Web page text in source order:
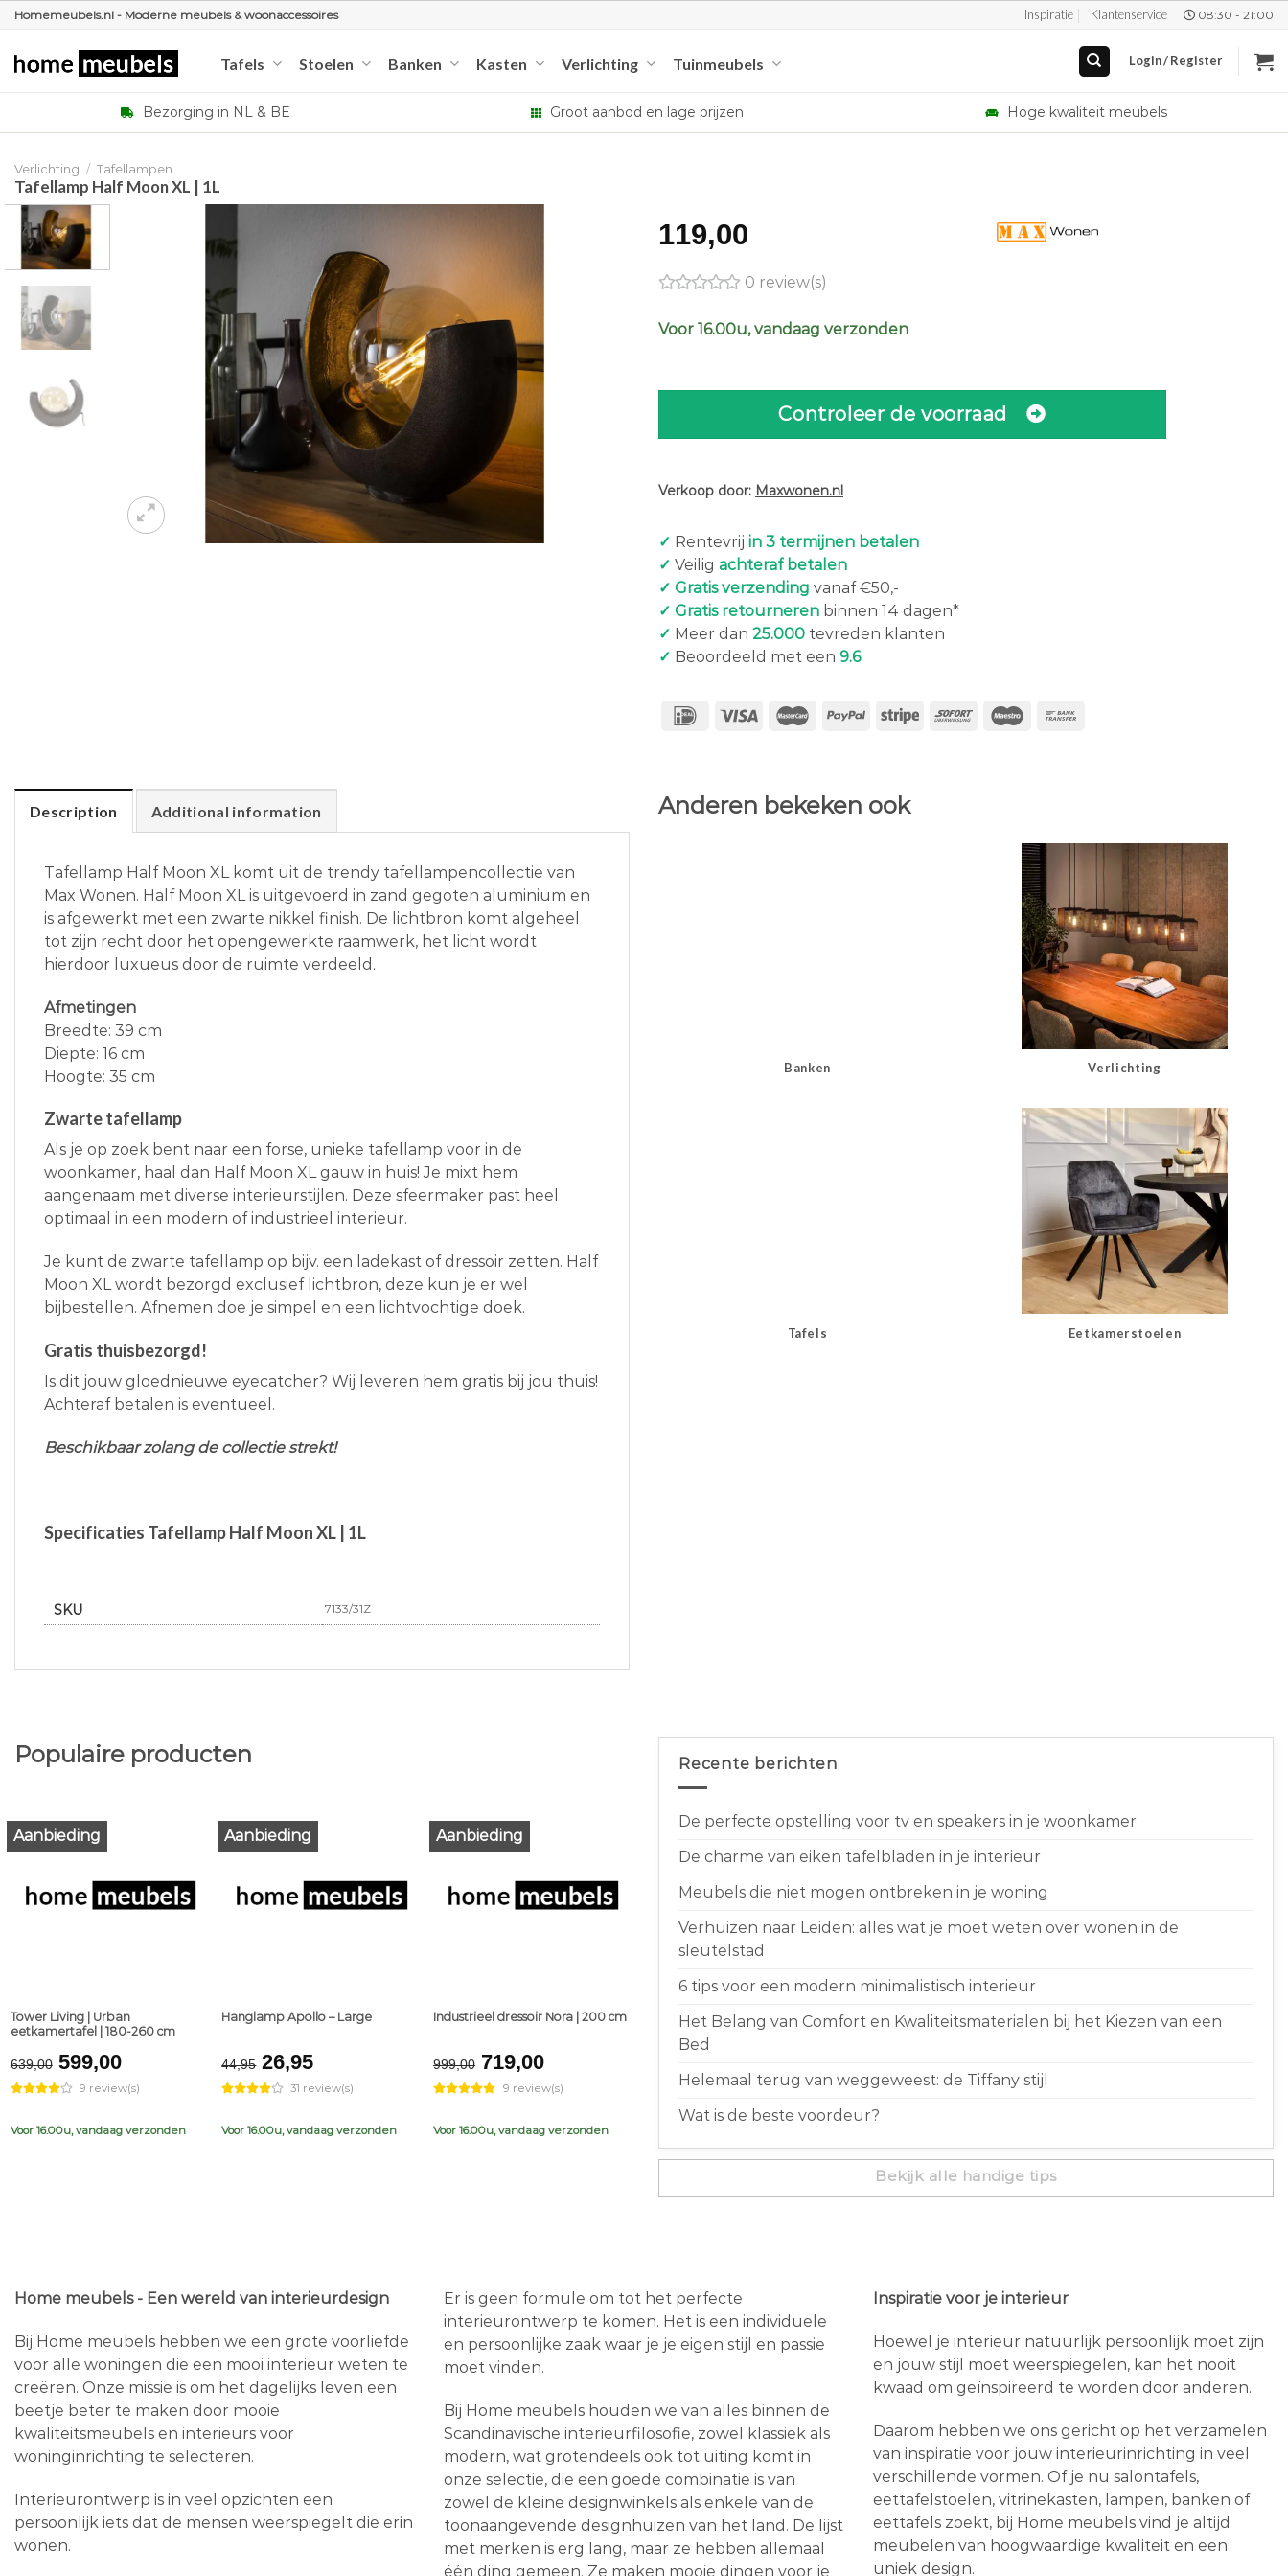
Ga
inhoud
Homemeubels.nl - Moderne meubels & woonaccessoires Inspiratie Klantenservice 08:30 - 21:00
Tafels Stoelen Banken Kasten Verlichting Tuinmeubels Login / Register
Bezorging in NL & BE Groot aanbod en lage prijzen Hoge kwaliteit meubels
Verlichting / Tafellampen
Tafellamp Half Moon XL | 1L
119,00
0 review(s)
Voor 16.00u, vandaag verzonden
Controleer de voorraad
Verkoop door: Maxwonen.nl
✓ Rentevrij in 3 termijnen betalen
✓ Veilig achteraf betalen
✓ Gratis verzending vanaf €50,-
✓ Gratis retourneren binnen 14 dagen*
✓ Meer dan 25.000 tevreden klanten
✓ Beoordeeld met een 9.6
Description Additional information
Tafellamp Half Moon XL komt uit de trendy tafellampencollectie van
Max Wonen. Half Moon XL is uitgevoerd in zand gegoten aluminium en
is afgewerkt met een zwarte nikkel finish. De lichtbron komt algeheel
tot zijn recht door het opengewerkte raamwerk, het licht wordt
hierdoor luxueus door de ruimte verdeeld.
Afmetingen
Breedte: 39 cm
Diepte: 16 cm
Hoogte: 35 cm
Zwarte tafellamp
Als je op zoek bent naar een forse, unieke tafellamp voor in de
woonkamer, haal dan Half Moon XL gauw in huis! Je mixt hem
aangenaam met diverse interieurstijlen. Deze sfeermaker past heel
optimaal in een modern of industrieel interieur.
Je kunt de zwarte tafellamp op bijv. een ladekast of dressoir zetten. Half
Moon XL wordt bezorgd exclusief lichtbron, deze kun je er wel
bijbestellen. Afnemen doe je simpel en een lichtvochtige doek.
Gratis thuisbezorgd!
Is dit jouw gloednieuwe eyecatcher? Wij leveren hem gratis bij jou thuis!
Achteraf betalen is eventueel.
Beschikbaar zolang de collectie strekt!
Specificaties Tafellamp Half Moon XL | 1L
SKU 7133/31Z
Anderen bekeken ook
Banken Verlichting
Tafels Eetkamerstoelen
Populaire producten
Aanbieding
Tower Living | Urban
eetkamertafel | 180-260 cm
639,00 Original
price
was:
€639,00.
599,00Current
price
is:
€599,00.
9 review(s)
Voor 16.00u, vandaag verzonden
Aanbieding
Hanglamp Apollo – Large
44,95 Original
price
was:
€44,95.
26,95Current
price
is:
€26,95.
31 review(s)
Voor 16.00u, vandaag verzonden
Aanbieding
Industrieel dressoir Nora | 200 cm
999,00 Original
price
was:
€999,00.
719,00Current
price
is:
€719,00.
9 review(s)
Voor 16.00u, vandaag verzonden
Recente berichten
De perfecte opstelling voor tv en speakers in je woonkamer
De charme van eiken tafelbladen in je interieur
Meubels die niet mogen ontbreken in je woning
Verhuizen naar Leiden: alles wat je moet weten over wonen in de
sleutelstad
6 tips voor een modern minimalistisch interieur
Het Belang van Comfort en Kwaliteitsmaterialen bij het Kiezen van een
Bed
Helemaal terug van weggeweest: de Tiffany stijl
Wat is de beste voordeur?
Bekijk alle handige tips
Home meubels - Een wereld van interieurdesign
Bij Home meubels hebben we een grote voorliefde
voor alle woningen die een mooi interieur weten te
creëren. Onze missie is om het dagelijks leven een
beetje beter te maken door mooie
kwaliteitsmeubels en interieurs voor
woninginrichting te selecteren.
Interieurontwerp is in veel opzichten een
persoonlijk iets dat de mensen weerspiegelt die erin
wonen.
Er is geen formule om tot het perfecte
interieurontwerp te komen. Het is een individuele
en persoonlijke zaak waar je je eigen stijl en passie
moet vinden.
Bij Home meubels houden we van alles binnen de
Scandinavische interieurfilosofie, zowel klassiek als
modern, wat grotendeels ook tot uiting komt in
onze selectie, die een goede combinatie is van
zowel de kleine designwinkels als enkele van de
toonaangevende designhuizen van het land. De lijst
met merken is erg lang, maar ze hebben allemaal
één ding gemeen. Ze maken mooie dingen voor je
Inspiratie voor je interieur
Hoewel je interieur natuurlijk persoonlijk moet zijn
en jouw stijl moet weerspiegelen, kan het nooit
kwaad om geïnspireerd te worden door anderen.
Daarom hebben we ons gericht op het verzamelen
van inspiratie voor jouw interieurinrichting in veel
verschillende vormen. Of je nu salontafels,
eettafelstoelen, vitrinekasten, lampen, banken of
eettafels zoekt, bij Home meubels vind je altijd
meubelen van hoogwaardige kwaliteit en een
uniek design.